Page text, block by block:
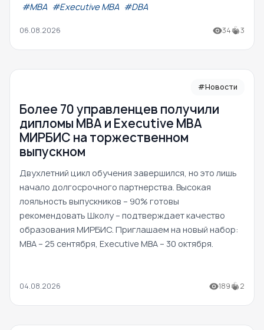
#МВА #Executive MBA #DBA
06.08.2026 34 3
#Новости
Более 70 управленцев получили
дипломы MBA и Executive MBA
МИРБИС на торжественном
выпускном
Двухлетний цикл обучения завершился, но это лишь
начало долгосрочного партнерства. Высокая
лояльность выпускников – 90% готовы
рекомендовать Школу – подтверждает качество
образования МИРБИС. Приглашаем на новый набор:
MBA – 25 сентября, Executive MBA – 30 октября.
04.08.2026 189 2